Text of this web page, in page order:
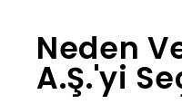
Neden
A.Ş.'yi